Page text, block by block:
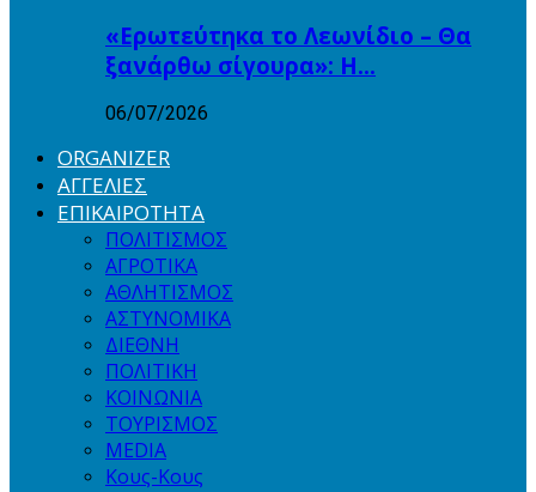
«Ερωτεύτηκα το Λεωνίδιο – Θα
ξανάρθω σίγουρα»: Η…
06/07/2026
ORGANIZER
ΑΓΓΕΛΙΕΣ
ΕΠΙΚΑΙΡΟΤΗΤΑ
ΠΟΛΙΤΙΣΜΟΣ
ΑΓΡΟΤΙΚΑ
ΑΘΛΗΤΙΣΜΟΣ
ΑΣΤΥΝΟΜΙΚΑ
ΔΙΕΘΝΗ
ΠΟΛΙΤΙΚΗ
ΚΟΙΝΩΝΙΑ
ΤΟΥΡΙΣΜΟΣ
MEDIA
Κους-Κους